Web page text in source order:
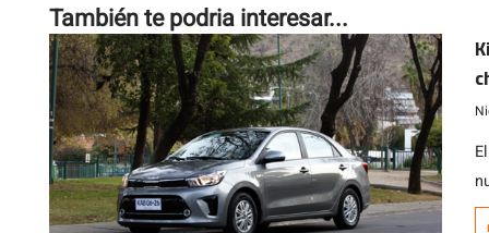
También te podria interesar...